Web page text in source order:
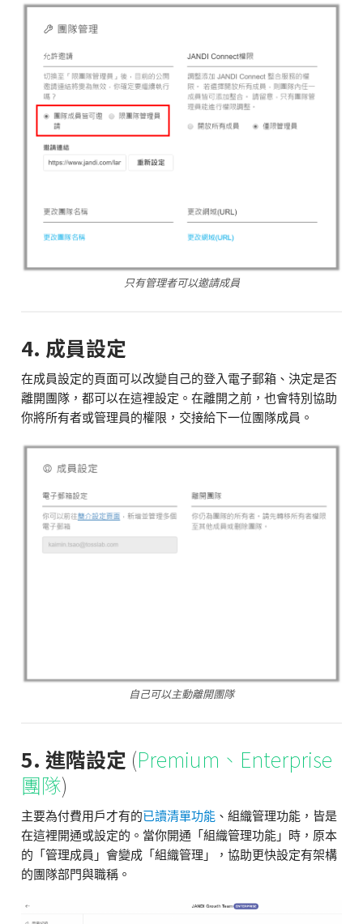
只有管理者可以邀請成員
4. 成員設定
在成員設定的頁面可以改變自己的登入電子郵箱、決定是否
離開團隊，都可以在這裡設定。在離開之前，也會特別協助
你將所有者或管理員的權限，交接給下一位團隊成員。
自己可以主動離開團隊
5. 進階設定 (Premium、Enterprise
團隊)
主要為付費用戶才有的已讀清單功能 、組織管理功能，皆是
在這裡開通或設定的。當你開通「組織管理功能」時，原本
的「管理成員」會變成「組織管理」，協助更快設定有架構
的團隊部門與職稱。